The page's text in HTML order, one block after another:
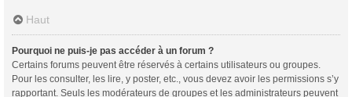
Haut
Pourquoi ne puis-je pas accéder à un forum ?
Certains forums peuvent être réservés à certains utilisateurs ou groupes.
Pour les consulter, les lire, y poster, etc., vous devez avoir les permissions s’y
rapportant. Seuls les modérateurs de groupes et les administrateurs peuvent